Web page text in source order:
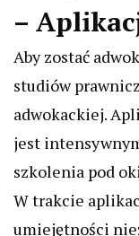
–
Aby zostać
studiów
adwokackiej.
jest
szkolenia pod
W trakcie
umiejętności